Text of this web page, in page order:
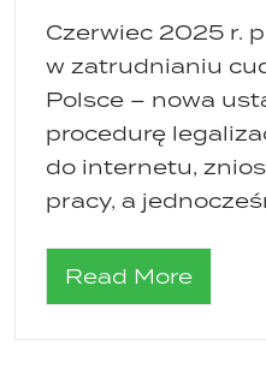
Czerwiec 2025 r.
w zatrudnianiu
Polsce – nowa
procedurę
do internetu,
pracy, a
Read More